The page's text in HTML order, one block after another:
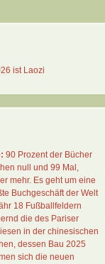
ist Laozi
90 Prozent der Bücher
null und 99 Mal ,
mehr. Es geht um eine
Buchgeschäft der Welt
18 Fußballfeldern
die des Pariser
in der chinesischen
dessen Bau 2025
sich die neuen